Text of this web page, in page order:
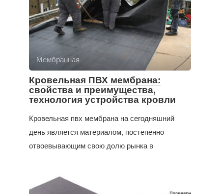
Мембранная
Кровельная ПВХ мембрана:
свойства и преимущества,
технология устройства кровли
Кровельная пвх мембрана на сегодняшний
день является материалом, постепенно
отвоевывающим свою долю рынка в